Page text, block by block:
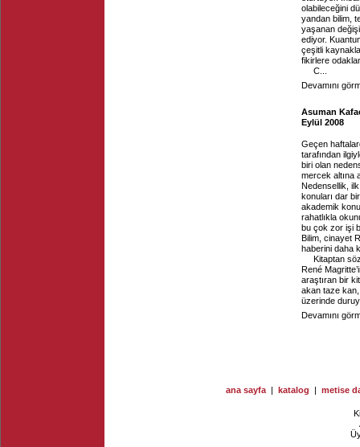
olabileceğini
yandan bilim,
yaşanan
ediyor.
çeşitli
fikirlere
C...
Devamını
Asuman
Eylül 2008
Geçen
tarafından
biri olan
mercek altına
Nedensellik,
konuları dar
akademik
rahatlıkla
bu çok zor işi
Bilim, cinayet
haberini daha
Kitaptan
René
araştıran bir
akan taze
üzerinde
Devamını
ana sayfa | katalog | metise